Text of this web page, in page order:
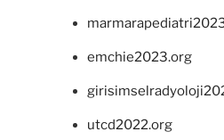
emchie2023.org
utcd2022.org